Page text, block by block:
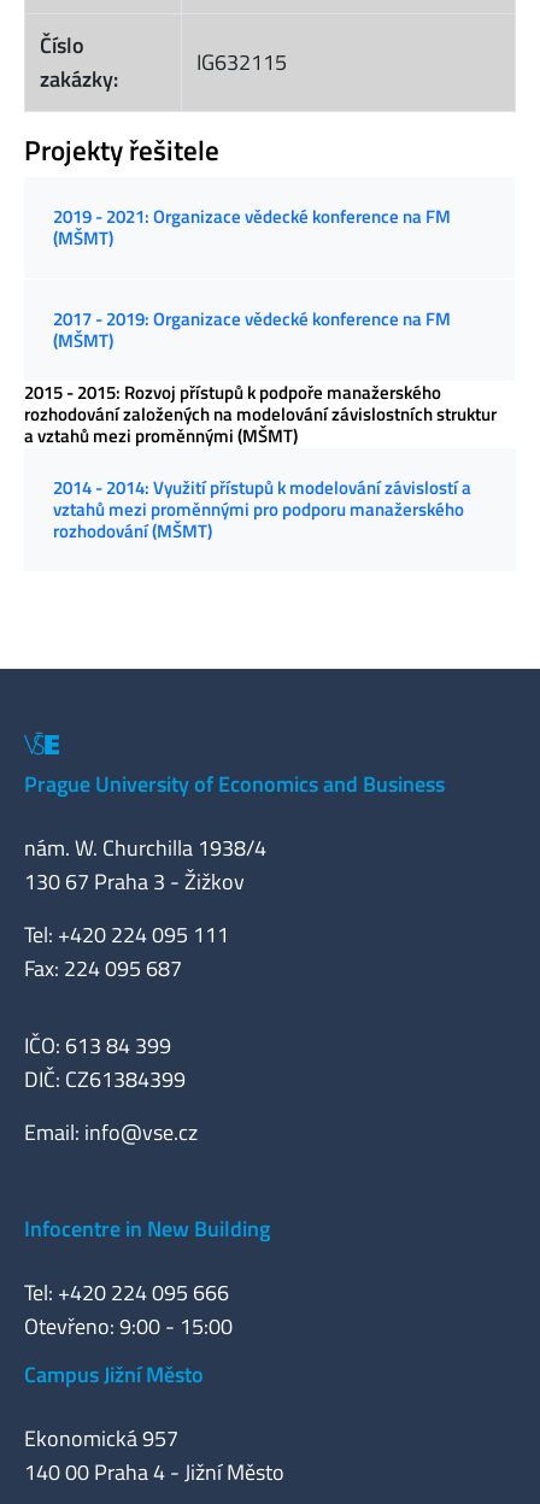
Číslo
zakázky:
IG632115
Projekty řešitele
2019 - 2021: Organizace vědecké konference na FM
(MŠMT)
2017 - 2019: Organizace vědecké konference na FM
(MŠMT)
2015 - 2015: Rozvoj přístupů k podpoře manažerského
rozhodování založených na modelování závislostních struktur
a vztahů mezi proměnnými (MŠMT)
2014 - 2014: Využití přístupů k modelování závislostí a
vztahů mezi proměnnými pro podporu manažerského
rozhodování (MŠMT)
Prague University of Economics and Business
nám. W. Churchilla 1938/4
130 67 Praha 3 - Žižkov
Tel: +420 224 095 111
Fax: 224 095 687
IČO: 613 84 399
DIČ: CZ61384399
Email: info@vse.cz
Infocentre in New Building
Tel: +420 224 095 666
Otevřeno: 9:00 - 15:00
Campus Jižní Město
Ekonomická 957
140 00 Praha 4 - Jižní Město